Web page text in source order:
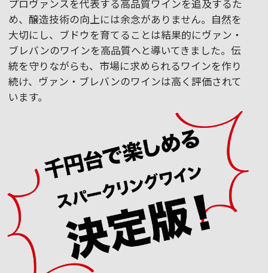
プロヴァンスを代表する高品質ワインを追及するた
め、醸造技術の向上には余念がありません。自然を
大切にし、ブドウを育てることは結果的にヴァン・
ブレバンのワインを高品質へと導いてきました。伝
統を守りながらも、市場に求められるワインを作り
続け、ヴァン・ブレバンのワインは高く評価されて
います。